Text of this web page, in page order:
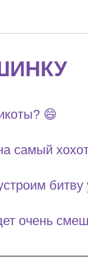
😄
самый
битву
очень